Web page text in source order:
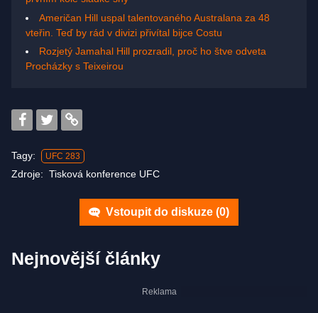
Američan Hill uspal talentovaného Australana za 48
vteřin. Teď by rád v divizi přivítal bijce Costu
Rozjetý Jamahal Hill prozradil, proč ho štve odveta
Procházky s Teixeirou
Tagy: UFC 283
Zdroje: Tisková konference UFC
Vstoupit do diskuze (0)
Nejnovější články